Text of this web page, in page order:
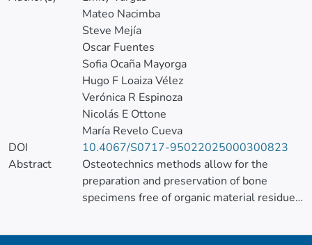
Mateo Nacimba
Steve Mejía
Oscar Fuentes
Sofia Ocaña Mayorga
Hugo F Loaiza Vélez
Verónica R Espinoza
Nicolás E Ottone
María Revelo Cueva
DOI
10.4067/S0717-95022025000300823
Abstract
Osteotechnics methods allow for the
preparation and preservation of bone
specimens free of organic material residues.
natural, chemical, and/or physical processes,